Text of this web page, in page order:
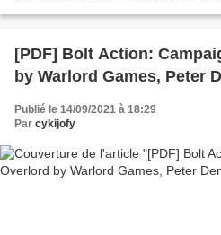
[PDF] Bolt Action:
by Warlord Games, Peter
Publié le 14/09/2021 à 18:29
Par cykijofy